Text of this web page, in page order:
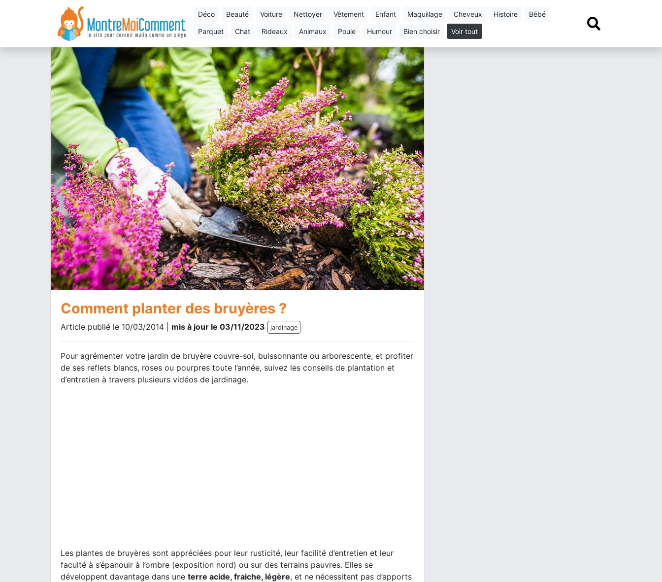
déco beauté voiture nettoyer vêtement enfant maquillage cheveux histoire bébé
parquet chat rideaux animaux poule humour bien choisir Voir tout
Comment planter des bruyères ?
Article publié le 10/03/2014 | mis à jour le 03/11/2023 jardinage
Pour agrémenter votre jardin de bruyère couvre-sol, buissonnante ou arborescente, et profiter
de ses reflets blancs, roses ou pourpres toute l’année, suivez les conseils de plantation et
d’entretien à travers plusieurs vidéos de jardinage.
Les plantes de bruyères sont appréciées pour leur rusticité, leur facilité d’entretien et leur
faculté à s’épanouir à l’ombre (exposition nord) ou sur des terrains pauvres. Elles se
développent davantage dans une terre acide, fraiche, légère, et ne nécessitent pas d’apports